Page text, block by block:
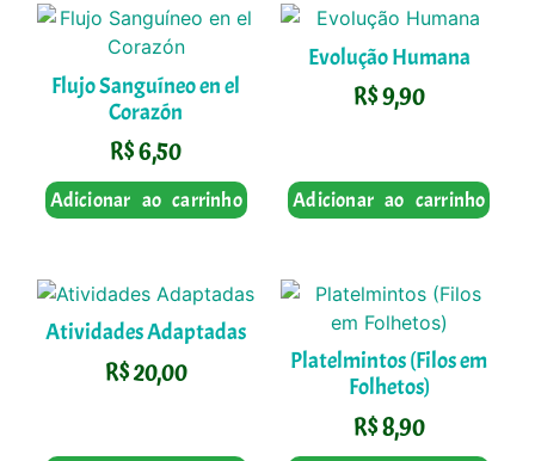
Flujo Sanguíneo en el
Corazón
R$6,50
Adicionar ao carrinho
Evolução Humana
R$9,90
Adicionar ao carrinho
Atividades Adaptadas
R$20,00
Platelmintos (Filos em
Folhetos)
R$8,90